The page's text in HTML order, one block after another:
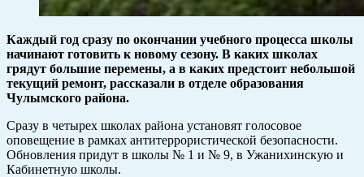
Каждый год сразу по окончании учебного процесса школы
начинают готовить к новому сезону. В каких школах
грядут большие перемены, а в каких предстоит небольшой
текущий ремонт, рассказали в отделе образования
Чулымского района.
Сразу в четырех школах района установят голосовое
оповещение в рамках антитеррористической безопасности.
Обновления придут в школы № 1 и № 9, в Ужанихинскую и
Кабинетную школы.